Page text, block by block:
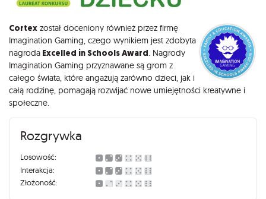
Cortex został doceniony również przez firmę
Imagination Gaming, czego wynikiem jest zdobyta
nagroda Excelled in Schools Award. Nagrody
Imagination Gaming przyznawane są grom z
całego świata, które angażują zarówno dzieci, jak i
całą rodzinę, pomagają rozwijać nowe umiejętności kreatywne i
społeczne.
Rozgrywka
Losowość:
Interakcja:
Złożoność: